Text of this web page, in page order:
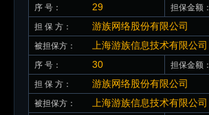
序 号： 29 担保金额：
担 保 方： 游族网络股份有限公司
被担保方： 上海游族信息技术有限公司
序 号： 30 担保金额：
担 保 方： 游族网络股份有限公司
被担保方： 上海游族信息技术有限公司